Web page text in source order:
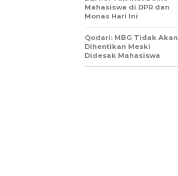
Mahasiswa di DPR dan
Monas Hari Ini
Qodari: MBG Tidak Akan
Dihentikan Meski
Didesak Mahasiswa